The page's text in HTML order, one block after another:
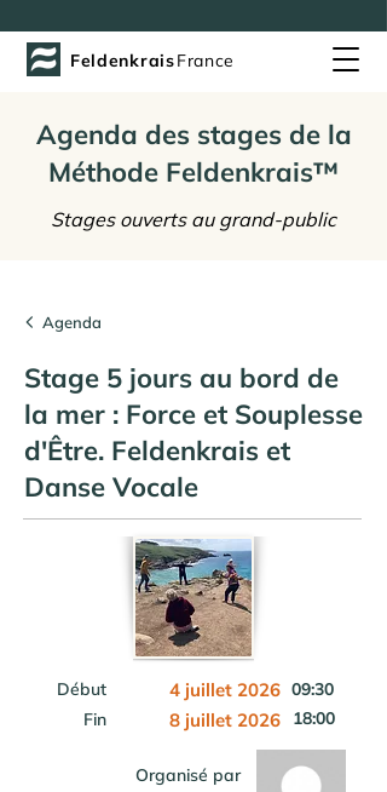
FeldenkraisFrance
Agenda des stages de la
Méthode Feldenkrais™
Stages ouverts au grand-public
Agenda
Stage 5 jours au bord de
la mer : Force et Souplesse
d'Être. Feldenkrais et
Danse Vocale
Début 4 juillet 2026 09:30
Fin
8 juillet 2026 18:00
Organisé par